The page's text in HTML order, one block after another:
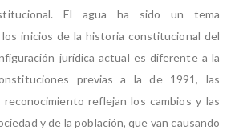
El agua ha sido un tema
inicios de la historia constitucional del
jurídica actual es diferente a la
previas a la de 1991, las
reflejan los cambios y las
y de la población, que van causando